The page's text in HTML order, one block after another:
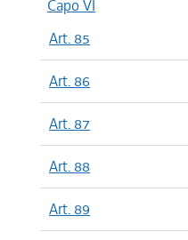
Capo VI
Art. 85
Art. 86
Art. 87
Art. 88
Art. 89